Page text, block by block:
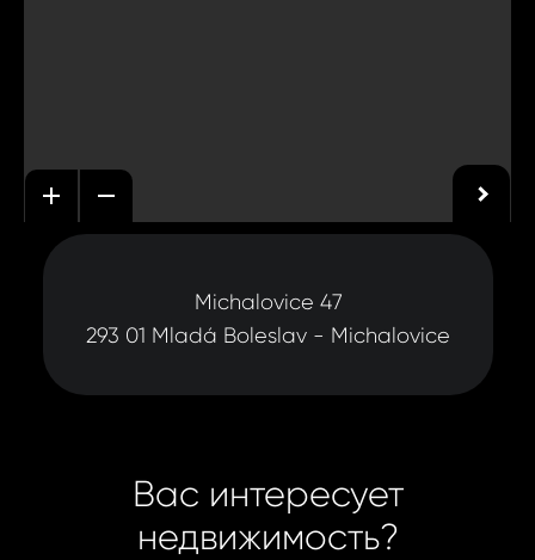
Michalovice 47
293 01 Mladá Boleslav - Michalovice
Вас интересует
недвижимость?